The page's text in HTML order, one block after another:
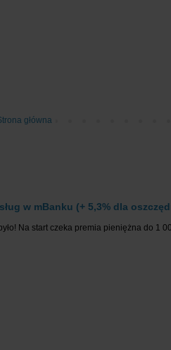
główna
w mBanku (+ 5,3% dla
Na start czeka premia pieniężna do 1